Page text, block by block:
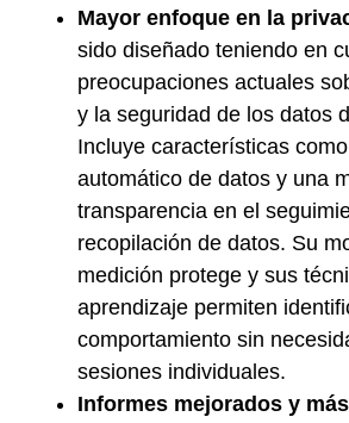
Mayor enfoque en la
sido diseñado teniendo en
preocupaciones actuales
y la seguridad de los datos
Incluye características
automático de datos y una
transparencia en el
recopilación de datos. Su
medición protege y sus
aprendizaje permiten
comportamiento sin
sesiones individuales.
Informes mejorados y